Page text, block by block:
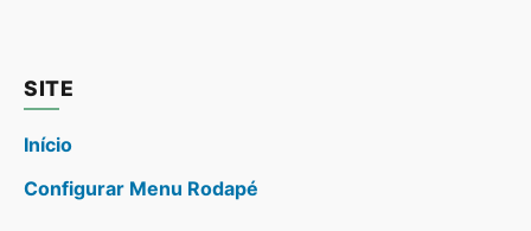
SITE
Início
Configurar Menu Rodapé